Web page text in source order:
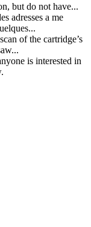
, but do not have...
adresses a me
.
of the cartridge’s
is interested in